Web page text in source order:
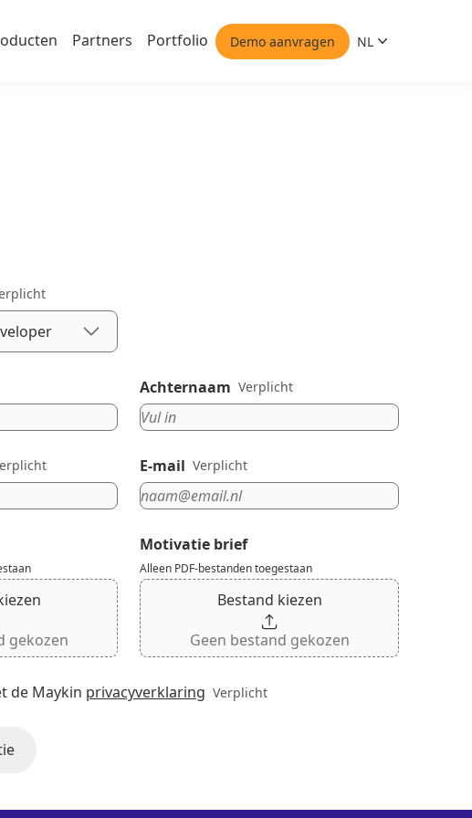
Partners Portfolio Demo aanvragen NL
Achternaam Verplicht
E-mail Verplicht
gekozen
Motivatie brief
Alleen PDF-bestanden toegestaan
Bestand kiezen
Geen bestand gekozen
de Maykin privacyverklaring Verplicht